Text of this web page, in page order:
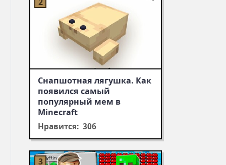
Снапшотная лягушка. Как
появился самый
популярный мем в
Minecraft
Нравится: 306